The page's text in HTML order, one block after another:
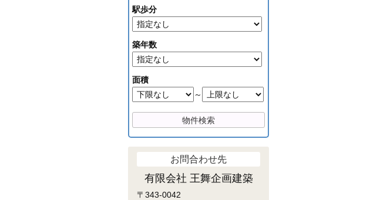
駅歩分
築年数
面積
～
お問合わせ先
有限会社 王舞企画建築
〒343-0042